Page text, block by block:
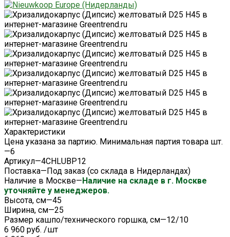
Характеристики
Цена указана за партию. Минимальная партия товара шт.
—6
Артикул—4CHLUBP12
Поставка—Под заказ (со склада в Нидерландах)
Наличие в Москве—Наличие на складе в г. Москве
уточняйте у менеджеров.
Высота, см—45
Ширина, см—25
Размер кашпо/технического горшка, см—12/10
6 960 руб. /шт